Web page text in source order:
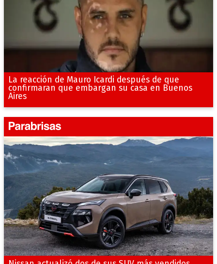
La reacción de Mauro Icardi después de que
confirmaran que embargan su casa en Buenos
Aires